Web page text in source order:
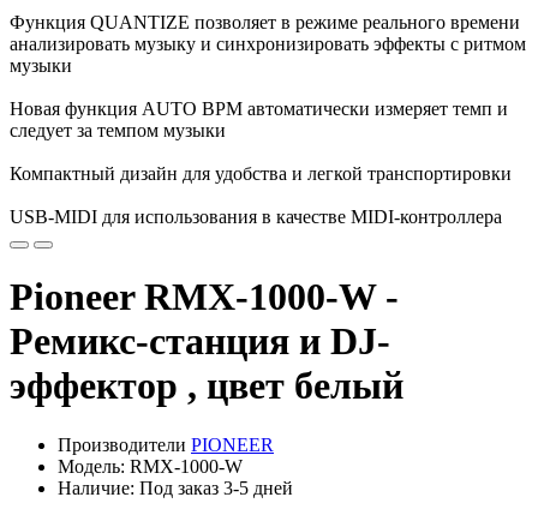
Функция QUANTIZE позволяет в режиме реального времени
анализировать музыку и синхронизировать эффекты с ритмом
музыки
Новая функция AUTO BPM автоматически измеряет темп и
следует за темпом музыки
Компактный дизайн для удобства и легкой транспортировки
USB-MIDI для использования в качестве MIDI-контроллера
Pioneer RMX-1000-W -
Ремикс-станция и DJ-
эффектор , цвет белый
Производители PIONEER
Модель: RMX-1000-W
Наличие: Под заказ 3-5 дней